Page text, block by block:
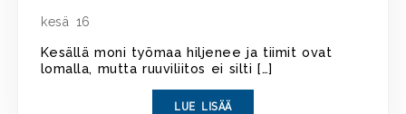
kesä 16
Kesällä moni työmaa hiljenee ja tiimit ovat
lomalla, mutta ruuviliitos ei silti […]
LUE LISÄÄ